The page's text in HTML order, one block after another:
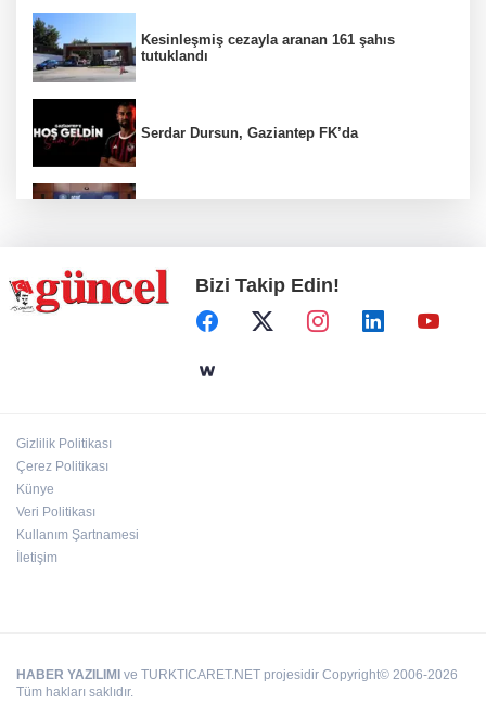
Kesinleşmiş cezayla aranan 161 şahıs
tutuklandı
Serdar Dursun, Gaziantep FK’da
Define avcıları yakalandı
Emre Bildirici ve Emine Koruer’in mutlu
Bizi Takip Edin!
Gizlilik Politikası
Çerez Politikası
Künye
Veri Politikası
Kullanım Şartnamesi
İletişim
HABER YAZILIMI ve TURKTICARET.NET projesidir Copyright© 2006-2026
Tüm hakları saklıdır.